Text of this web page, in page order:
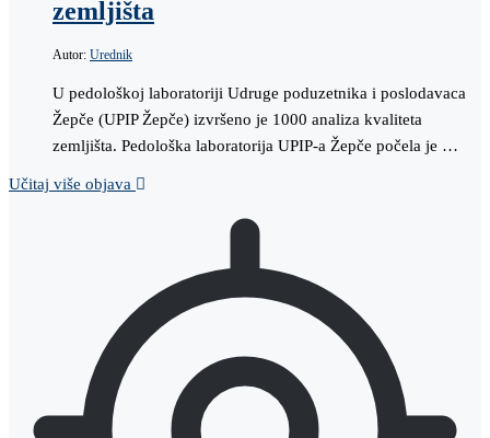
zemljišta
Autor: Urednik
U pedološkoj laboratoriji Udruge poduzetnika i poslodavaca
Žepče (UPIP Žepče) izvršeno je 1000 analiza kvaliteta
zemljišta. Pedološka laboratorija UPIP-a Žepče počela je …
Učitaj više objava